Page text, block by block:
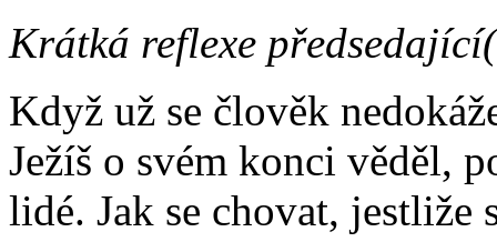
Krátká reflexe
Když už se člověk
Ježíš o svém konci věděl,
lidé. Jak se chovat, jestliže